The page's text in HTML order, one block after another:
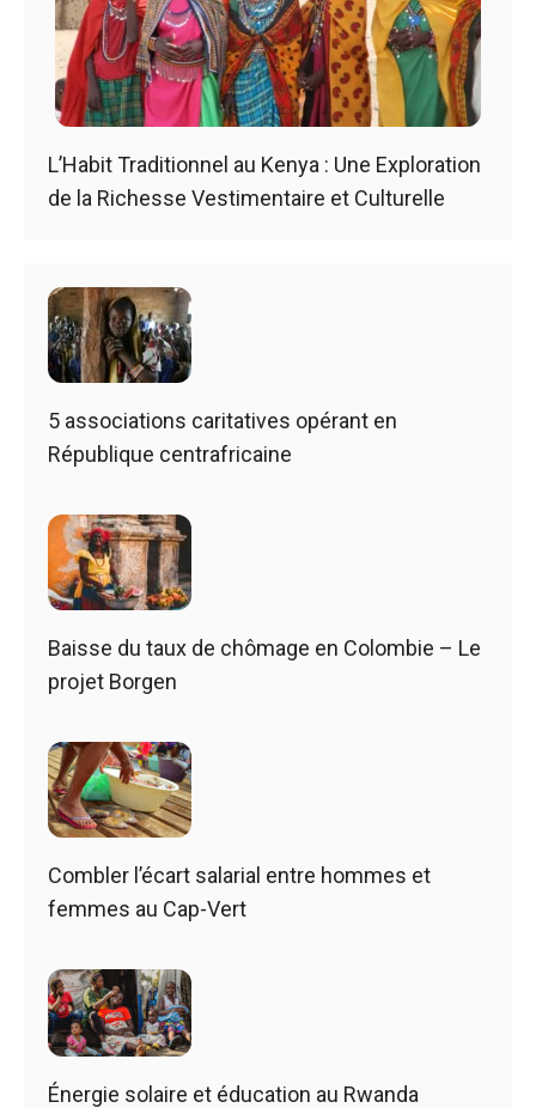
L’Habit Traditionnel au Kenya : Une Exploration
de la Richesse Vestimentaire et Culturelle
5 associations caritatives opérant en
République centrafricaine
Baisse du taux de chômage en Colombie – Le
projet Borgen
Combler l’écart salarial entre hommes et
femmes au Cap-Vert
Énergie solaire et éducation au Rwanda